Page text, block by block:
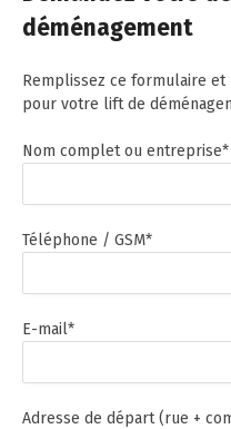
déménagement
Remplissez ce formulaire
pour votre lift de
Nom complet ou entreprise*
Téléphone / GSM*
E-mail*
Adresse de départ (rue +